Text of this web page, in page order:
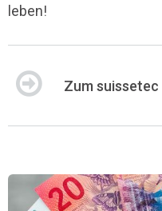
leben!
Zum suissetec